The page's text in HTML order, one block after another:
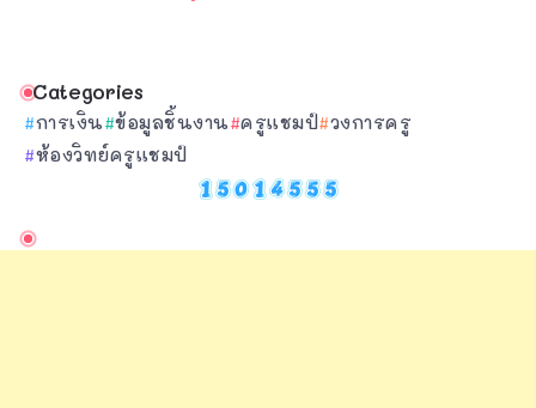
Categories
การเงิน ข้อมูลชิ้นงาน ครูแชมป์ วงการครู
ห้องวิทย์ครูแชมป์